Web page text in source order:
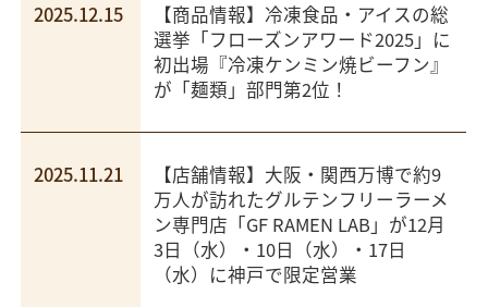
2025.12.15
【商品情報】冷凍食品・アイスの総
選挙「フローズンアワード2025」に
初出場『冷凍ケンミン焼ビーフン』
が「麺類」部門第2位！
2025.11.21
【店舗情報】大阪・関西万博で約9
万人が訪れたグルテンフリーラーメ
ン専門店「GF RAMEN LAB」が12月
3日（水）・10日（水）・17日
（水）に神戸で限定営業